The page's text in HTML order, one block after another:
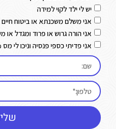
יש לי ילד לקוי למידה
אני משלם משכנתא או ביטוח חיים
אני הורה גרוש או פרוד ומגדל או
אני פדיתי כספי פנסיה וניכו לי מס 35%